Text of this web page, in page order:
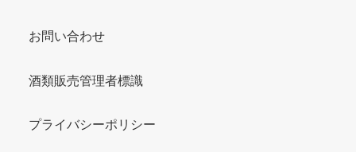
お問い合わせ
酒類販売管理者標識
プライバシーポリシー